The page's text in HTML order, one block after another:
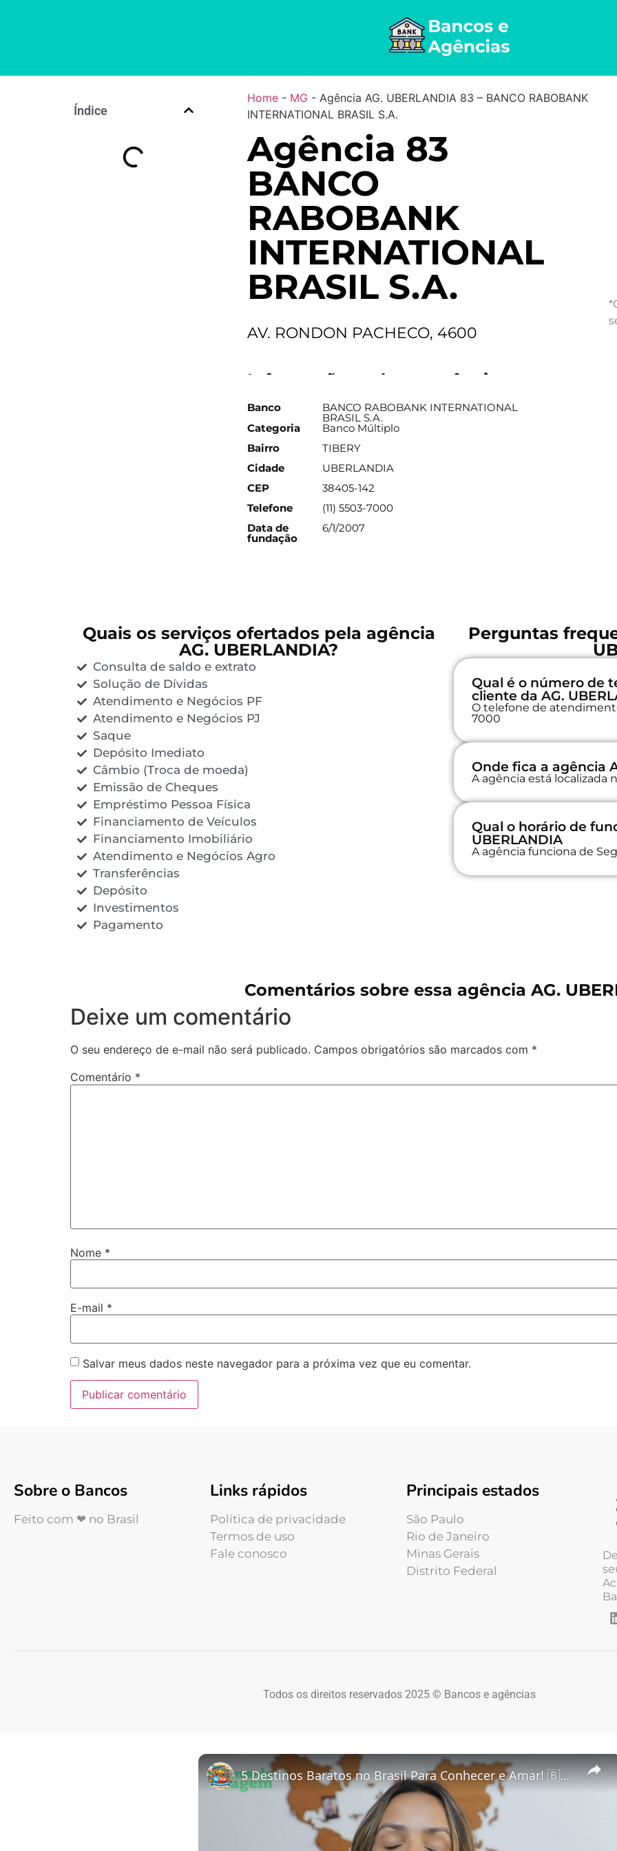
Índice
Home- MG - Agência AG. UBERLANDIA 83 – BANCO RABOBANK
INTERNATIONAL BRASIL S.A.
Agência 83
BANCO
RABOBANK
INTERNATIONAL
BRASIL S.A.
AV. RONDON PACHECO, 4600
Informações sobre a agência
Banco BANCO RABOBANK INTERNATIONAL
BRASIL S.A.
Categoria
Banco Múltiplo
Bairro
TIBERY
Cidade
UBERLANDIA
CEP
38405-142
Telefone
(11) 5503-7000
Data de
fundação
6/1/2007
Quais os serviços ofertados pela agência
AG. UBERLANDIA?
Consulta de saldo e extrato
Solução de Dívidas
Atendimento e Negócios PF
Atendimento e Negócios PJ
Saque
Depósito Imediato
Câmbio (Troca de moeda)
Emissão de Cheques
Empréstimo Pessoa Física
Financiamento de Veículos
Financiamento Imobiliário
Atendimento e Negócios Agro
Transferências
Depósito
Investimentos
Pagamento
Perguntas
Qual é o número de
cliente da AG.
O telefone de
7000
Onde fica a agência
A agência está localizada
Qual o horário de
UBERLANDIA
A agência funciona de
Comentários sobre essa agência AG.
Deixe um comentário
O seu endereço de e-mail não será publicado. Campos obrigatórios são marcados com *
Comentário *
Nome *
E-mail *
Salvar meus dados neste navegador para a próxima vez que eu comentar.
Sobre o Bancos
Feito com ❤ no Brasil
Links rápidos
Política de privacidade
Termos de uso
Fale conosco
Principais estados
São Paulo
Rio de Janeiro
Minas Gerais
Distrito Federal
Todos os direitos reservados 2025 © Bancos e agências
×
5 Destinos Baratos no Brasil Para Conhecer e Amar! 🇧🇷✨